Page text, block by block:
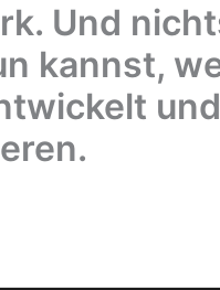
Und
kannst,